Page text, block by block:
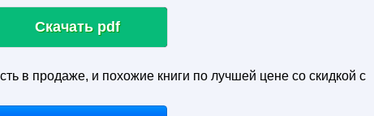
Скачать pdf
в продаже, и похожие книги по лучшей цене со скидкой с